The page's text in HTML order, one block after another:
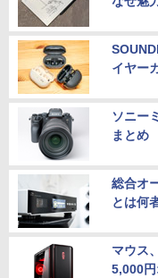
イヤー
ソニー
まとめ
総合オ
とは何
マウス
5,000円